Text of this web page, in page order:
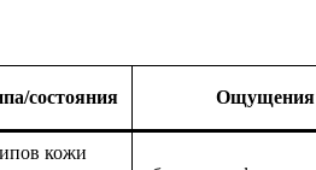
состояния Ощущения
кожи